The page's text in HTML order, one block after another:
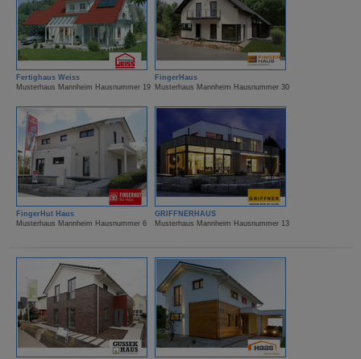
Fertighaus Weiss
Musterhaus Mannheim Hausnummer 19
FingerHaus
Musterhaus Mannheim Hausnummer 30
FingerHut Haus
Musterhaus Mannheim Hausnummer 6
GRIFFNERHAUS
Musterhaus Mannheim Hausnummer 13